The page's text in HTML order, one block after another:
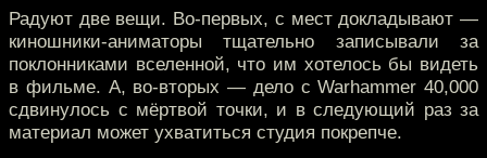
Радуют две вещи. Во-первых, с мест докладывают —
киношники-аниматоры тщательно записывали за
поклонниками вселенной, что им хотелось бы видеть
в фильме. А, во-вторых — дело с Warhammer 40,000
сдвинулось с мёртвой точки, и в следующий раз за
материал может ухватиться студия покрепче.